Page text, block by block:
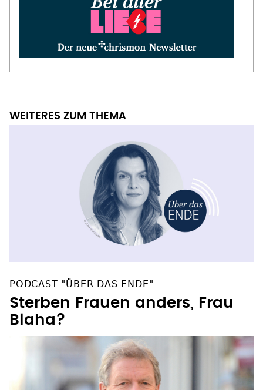
WEITERES ZUM THEMA
PODCAST "ÜBER DAS ENDE"
Sterben Frauen anders, Frau